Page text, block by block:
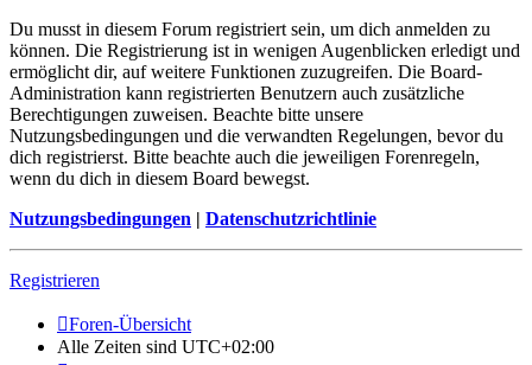
Du musst in diesem Forum registriert sein, um dich anmelden zu
können. Die Registrierung ist in wenigen Augenblicken erledigt und
ermöglicht dir, auf weitere Funktionen zuzugreifen. Die Board-
Administration kann registrierten Benutzern auch zusätzliche
Berechtigungen zuweisen. Beachte bitte unsere
Nutzungsbedingungen und die verwandten Regelungen, bevor du
dich registrierst. Bitte beachte auch die jeweiligen Forenregeln,
wenn du dich in diesem Board bewegst.
Nutzungsbedingungen | Datenschutzrichtlinie
Registrieren
Foren-Übersicht
Alle Zeiten sind UTC+02:00